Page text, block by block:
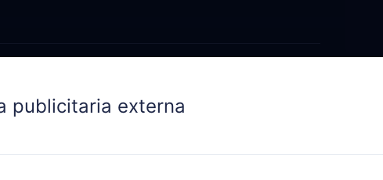
publicitaria externa